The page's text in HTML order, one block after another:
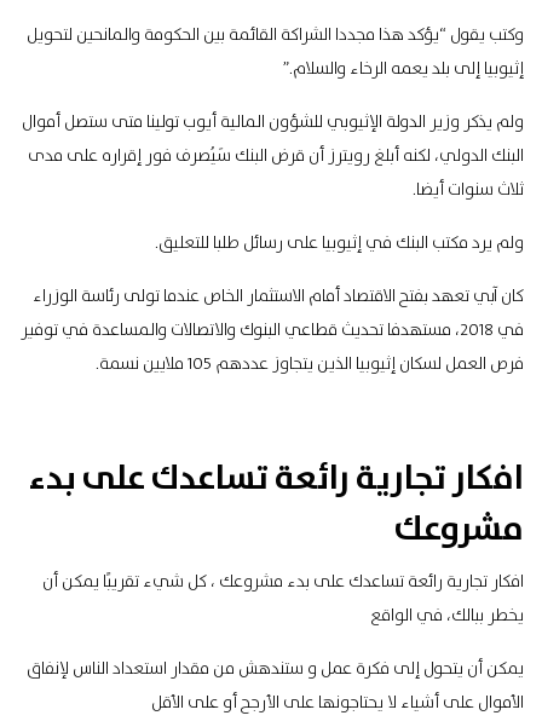
وكتب يقول “يؤكد هذا مجددا الشراكة القائمة بين الحكومة والمانحين لتحويل
إثيوبيا إلى بلد يعمه الرخاء والسلام.”
ولم يذكر وزير الدولة الإثيوبي للشؤون المالية أيوب تولينا متى ستصل أموال
البنك الدولي، لكنه أبلغ رويترز أن قرض البنك سَيُصرف فور إقراره على مدى
ثلاث سنوات أيضا.
ولم يرد مكتب البنك في إثيوبيا على رسائل طلبا للتعليق.
كان آبي تعهد بفتح الاقتصاد أمام الاستثمار الخاص عندما تولى رئاسة الوزراء
في 2018، مستهدفا تحديث قطاعي البنوك والاتصالات والمساعدة في توفير
فرص العمل لسكان إثيوبيا الذين يتجاوز عددهم 105 ملايين نسمة.
افكار تجارية رائعة تساعدك على بدء
مشروعك
افكار تجارية رائعة تساعدك على بدء مشروعك ، كل شيء تقريبًا يمكن أن
يخطر ببالك، في الواقع
يمكن أن يتحول إلى فكرة عمل و ستندهش من مقدار استعداد الناس لإنفاق
الأموال على أشياء لا يحتاجونها على الأرجح أو على الأقل